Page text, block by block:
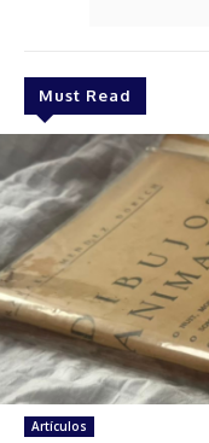
Must Read
Artículos